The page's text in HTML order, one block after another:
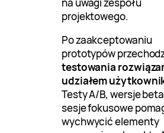
na uwagi zespołu
projektowego.
Po zaakceptowaniu
prototypów
testowania
udziałem
Testy A/B, wersje
sesje fokusowe
wychwycić elementy